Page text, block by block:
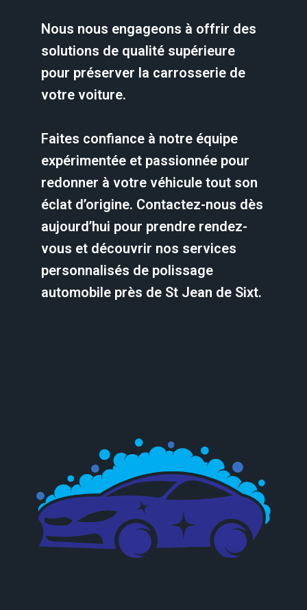
Nous nous engageons à offrir des
solutions de qualité supérieure
pour préserver la carrosserie de
votre voiture.
Faites confiance à notre équipe
expérimentée et passionnée pour
redonner à votre véhicule tout son
éclat d’origine. Contactez-nous dès
aujourd’hui pour prendre rendez-
vous et découvrir nos services
personnalisés de polissage
automobile près de St Jean de Sixt.